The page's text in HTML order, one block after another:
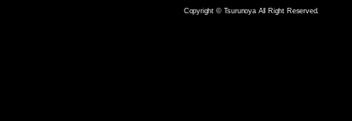
Copyright © Tsurunoya All Right Reserved.